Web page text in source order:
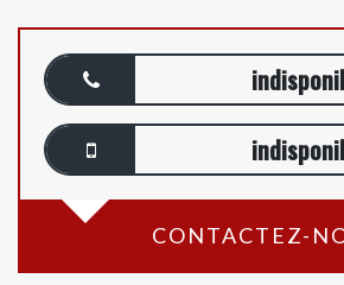
CONTACTEZ-